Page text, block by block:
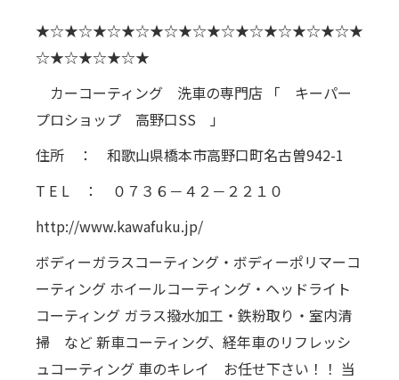
★☆★☆★☆★☆★☆★☆★☆★☆★☆★☆★☆★
☆★☆★☆★☆★
カーコーティング 洗車の専門店 「 キーパー
プロショップ 高野口SS 」
住所 ： 和歌山県橋本市高野口町名古曽942-1
T E L ： ０７３６－４２－２２１０
http://www.kawafuku.jp/
ボディーガラスコーティング・ボディーポリマーコ
ーティング ホイールコーティング・ヘッドライト
コーティング ガラス撥水加工・鉄粉取り・室内清
掃 など 新車コーティング、経年車のリフレッシ
ュコーティング 車のキレイ お任せ下さい！！ 当